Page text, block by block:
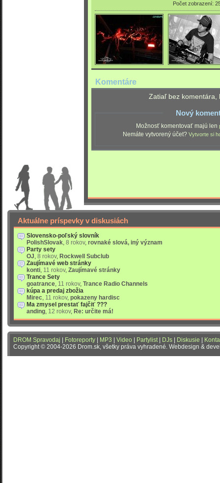
Počet zobrazení:
Komentáre
Zatiaľ bez komentára,
Nový
Možnosť komentovať majú len
Nemáte vytvorený účet? Vytvorte si
Aktuálne príspevky v diskusiách
Slovensko-poľský slovník
PolishSlovak, 8 rokov, rovnaké slová, iný význam
Party sety
OJ, 8 rokov, Rockwell Subclub
Zaujímavé web stránky
konti, 11 rokov, Zaujímavé stránky
Trance Sety
goatrance, 11 rokov, Trance Radio Channels
kúpa a predaj zbožia
Mirec, 11 rokov, pokazeny hardisc
Ma zmysel prestať fajčiť ???
anding, 12 rokov, Re: určite má!
DROM Spravodaj Fotoreporty MP3 Video Partylist| DJs Diskusie
Copyright © 2004-2026 Drom.sk, všetky práva vyhradené. Webdesign &